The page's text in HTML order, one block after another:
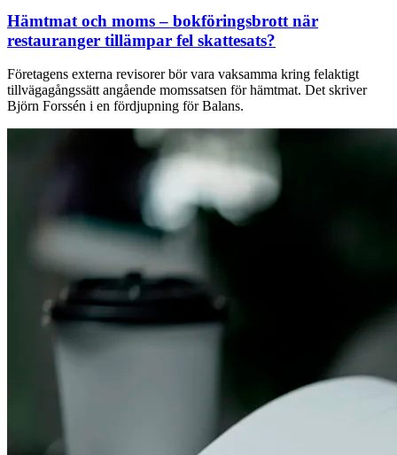
Hämtmat och moms – bokföringsbrott när
restauranger tillämpar fel skattesats?
Företagens externa revisorer bör vara vaksamma kring felaktigt
tillvägagångssätt angående momssatsen för hämtmat. Det skriver
Björn Forssén i en fördjupning för Balans.